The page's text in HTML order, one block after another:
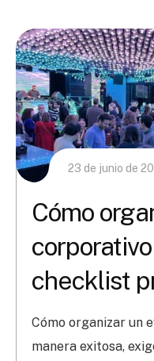
23 de junio de
Cómo
checklist
Cómo organizar un
manera exitosa,